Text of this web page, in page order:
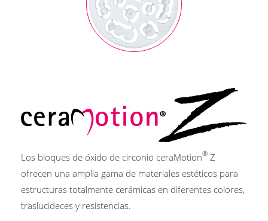
Los bloques de óxido de circonio ceraMotion® Z
ofrecen una amplia gama de materiales estéticos para
estructuras totalmente cerámicas en diferentes colores,
traslucideces y resistencias.